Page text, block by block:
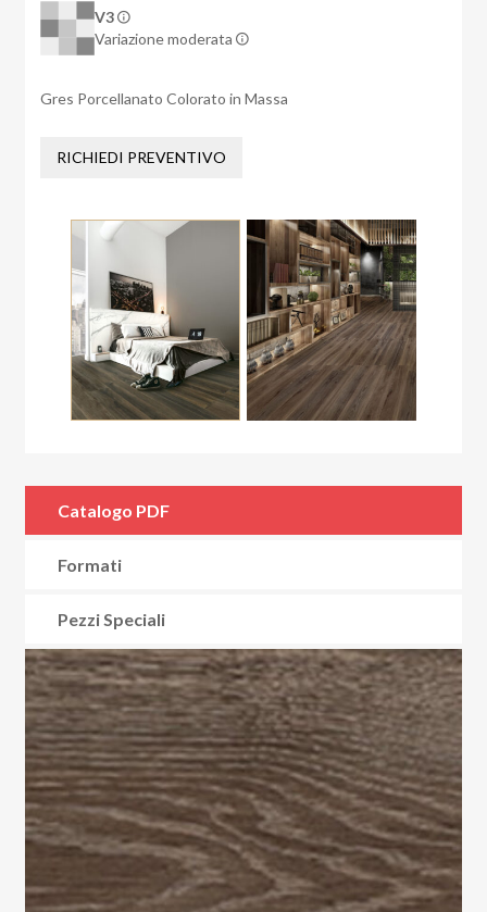
V3
Variazione moderata
Gres Porcellanato Colorato in Massa
RICHIEDI PREVENTIVO
Catalogo PDF
Formati
Pezzi Speciali